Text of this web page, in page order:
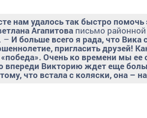
нам удалось так быстро помочь
Агапитова письмо
– И больше всего я рада, что Вика
пригласить друзей!
«победа». Очень ко времени мы
впереди Викторию ждет еще
что встала с коляски, она –